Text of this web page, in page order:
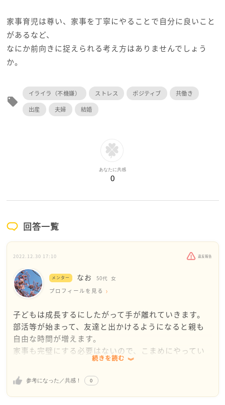
家事育児は尊い、家事を丁寧にやることで自分に良いこと
があるなど、
なにか前向きに捉えられる考え方はありませんでしょう
か。
local_offer
イライラ（不機嫌） ストレス ポジティブ
共働き
出産
夫婦 結婚
あなたに共感
0
回答一覧
2022.12.30 17:10 違反報告
メンター なお 50代 女
プロフィールを見る
子どもは成長するにしたがって手が離れていきます。
部活等が始まって、友達と出かけるようになると親も
自由な時間が増えます。
家事も完璧にする必要はないので、こまめにやってい
れば、問題になることはありません。
PTAなどが始まるとみんな同じ悩み（旦那さんは手伝
わない）を持っているので、お互いの情報交換で茶話
続きを読む
参考になった／共感！ 0